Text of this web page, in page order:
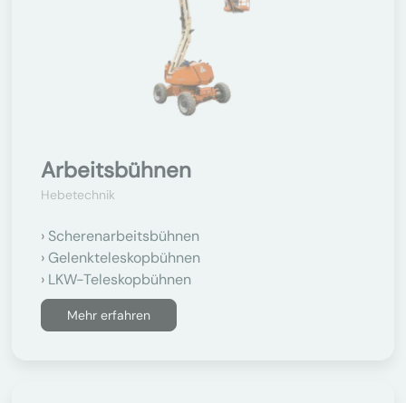
Arbeitsbühnen
Hebetechnik
Scherenarbeitsbühnen
Gelenkteleskopbühnen
LKW-Teleskopbühnen
Mehr erfahren